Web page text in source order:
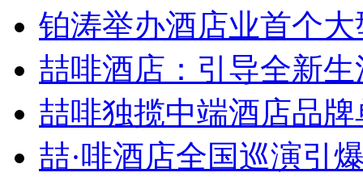
铂涛举办酒店业首个大
喆啡酒店：引导全新生
喆啡独揽中端酒店品牌
喆·啡酒店全国巡演引